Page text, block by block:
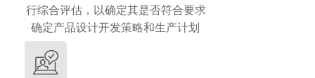
行综合评估，以确定其是否符合要求
· 确定产品设计开发策略和生产计划